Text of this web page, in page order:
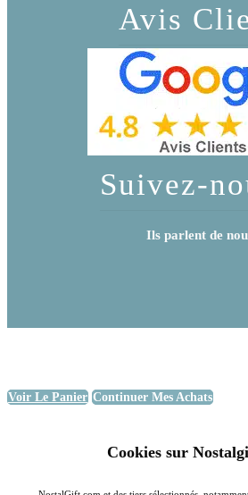
Avis
Suivez-
Ils parlent de
Voir Le Panier Continuer Mes Achats
Cookies sur